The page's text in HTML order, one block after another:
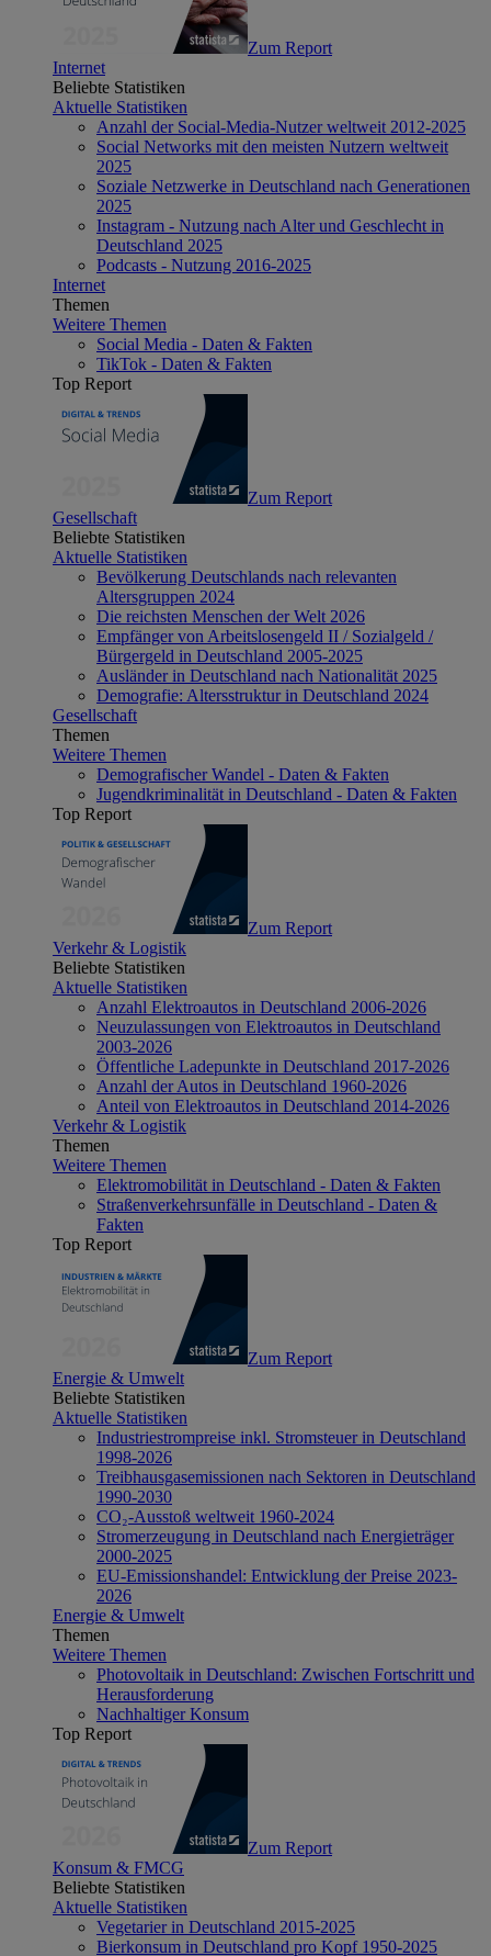
Zum Report
Internet
Beliebte Statistiken
Aktuelle Statistiken
Anzahl der Social-Media-Nutzer weltweit 2012-2025
Social Networks mit den meisten Nutzern weltweit
2025
Soziale Netzwerke in Deutschland nach Generationen
2025
Instagram - Nutzung nach Alter und Geschlecht in
Deutschland 2025
Podcasts - Nutzung 2016-2025
Internet
Themen
Weitere Themen
Social Media - Daten & Fakten
TikTok - Daten & Fakten
Top Report
Zum Report
Gesellschaft
Beliebte Statistiken
Aktuelle Statistiken
Bevölkerung Deutschlands nach relevanten
Altersgruppen 2024
Die reichsten Menschen der Welt 2026
Empfänger von Arbeitslosengeld II / Sozialgeld /
Bürgergeld in Deutschland 2005-2025
Ausländer in Deutschland nach Nationalität 2025
Demografie: Altersstruktur in Deutschland 2024
Gesellschaft
Themen
Weitere Themen
Demografischer Wandel - Daten & Fakten
Jugendkriminalität in Deutschland - Daten & Fakten
Top Report
Zum Report
Verkehr & Logistik
Beliebte Statistiken
Aktuelle Statistiken
Anzahl Elektroautos in Deutschland 2006-2026
Neuzulassungen von Elektroautos in Deutschland
2003-2026
Öffentliche Ladepunkte in Deutschland 2017-2026
Anzahl der Autos in Deutschland 1960-2026
Anteil von Elektroautos in Deutschland 2014-2026
Verkehr & Logistik
Themen
Weitere Themen
Elektromobilität in Deutschland - Daten & Fakten
Straßenverkehrsunfälle in Deutschland - Daten &
Fakten
Top Report
Zum Report
Energie & Umwelt
Beliebte Statistiken
Aktuelle Statistiken
Industriestrompreise inkl. Stromsteuer in Deutschland
1998-2026
Treibhausgasemissionen nach Sektoren in Deutschland
1990-2030
CO₂-Ausstoß weltweit 1960-2024
Stromerzeugung in Deutschland nach Energieträger
2000-2025
EU-Emissionshandel: Entwicklung der Preise 2023-
2026
Energie & Umwelt
Themen
Weitere Themen
Photovoltaik in Deutschland: Zwischen Fortschritt und
Herausforderung
Nachhaltiger Konsum
Top Report
Zum Report
Konsum & FMCG
Beliebte Statistiken
Aktuelle Statistiken
Vegetarier in Deutschland 2015-2025
Bierkonsum in Deutschland pro Kopf 1950-2025